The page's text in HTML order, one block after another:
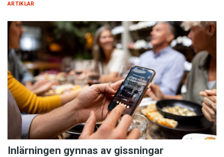
ARTIKLAR
Inlärningen gynnas av gissningar